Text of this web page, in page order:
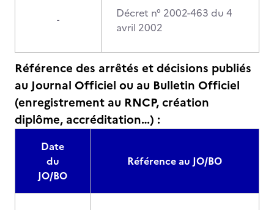
-
Décret n° 2002-463 du 4
avril 2002
Référence des arrêtés et décisions publiés
au Journal Officiel ou au Bulletin Officiel
(enregistrement au RNCP, création
diplôme, accréditation…) :
Date
du
JO/BO
Référence au JO/BO